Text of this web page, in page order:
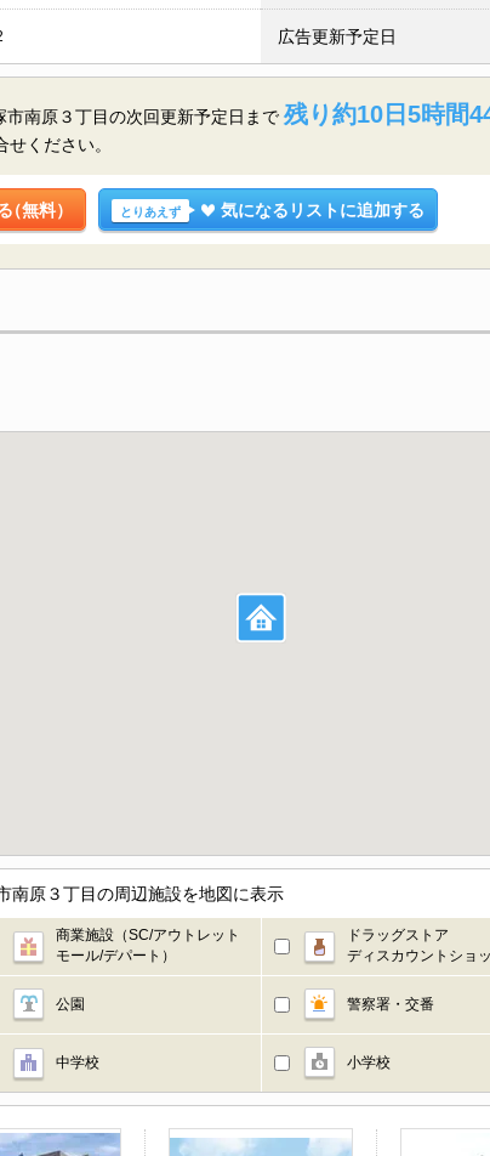
広告更新予定日
市南原３丁目の次回更新予定日まで 残り約10日5時間
ください。
（無料） とりあえず 気になるリストに追加する
南原３丁目の周辺施設を地図に表示
商業施設（SC/アウトレット
モール/デパート）
ドラッグストア
ディスカウントショ
公園 警察署・交番
中学校 小学校